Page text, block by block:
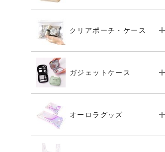
クリアポーチ・ケース
ガジェットケース
オーロラグッズ